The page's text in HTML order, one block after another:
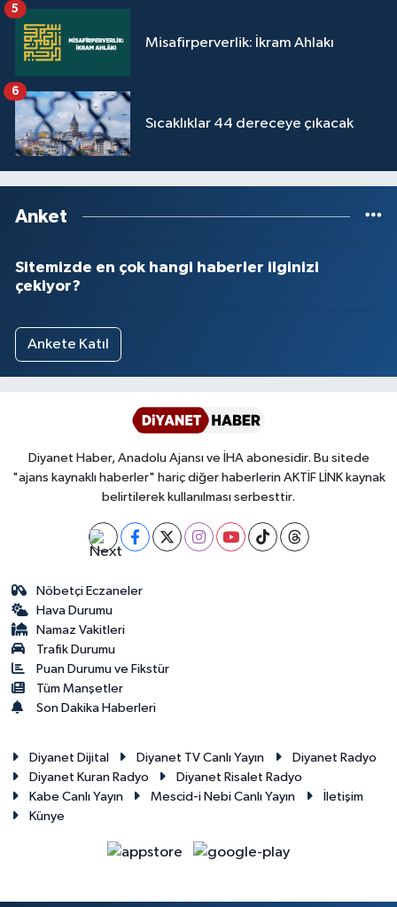
Misafirperverlik: İkram Ahlakı
5
Sıcaklıklar 44 dereceye çıkacak
6
Anket
Sitemizde en çok hangi haberler ilginizi
çekiyor?
Ankete Katıl
Diyanet Haber, Anadolu Ajansı ve İHA abonesidir. Bu sitede
"ajans kaynaklı haberler" hariç diğer haberlerin AKTİF LİNK kaynak
belirtilerek kullanılması serbesttir.
Nöbetçi Eczaneler
Hava Durumu
Namaz Vakitleri
Trafik Durumu
Puan Durumu ve Fikstür
Tüm Manşetler
Son Dakika Haberleri
Diyanet Dijital Diyanet TV Canlı Yayın
Diyanet Radyo
Diyanet Kuran Radyo
Diyanet Risalet Radyo
Kabe Canlı Yayın
Mescid-i Nebi Canlı Yayın
İletişim
Künye